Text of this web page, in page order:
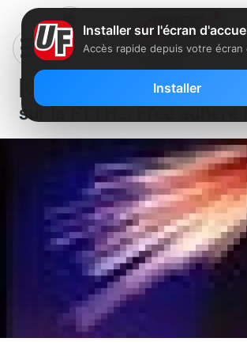
[CP] Recommandations
sur la FTTH… Free adhère
Installer sur l'écran
Accès rapide depuis votre écran
Installer